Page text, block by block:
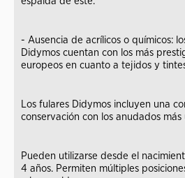
- Ausencia de acrílicos o químicos:
Didymos cuentan con los más
europeos en cuanto a tejidos y
Los fulares Didymos incluyen una
conservación con los anudados más
Pueden utilizarse desde el
4 años. Permiten múltiples